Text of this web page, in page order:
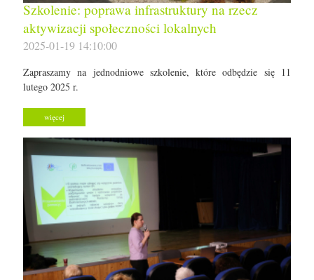
Szkolenie: poprawa infrastruktury na rzecz
aktywizacji społeczności lokalnych
2025-01-19 14:10:00
Zapraszamy na jednodniowe szkolenie, które odbędzie się 11
lutego 2025 r.
więcej